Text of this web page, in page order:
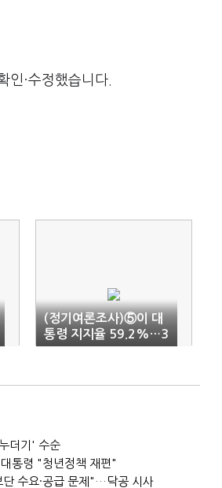
인·수정했습니다.
(정기여론조사)⑤이 대
통령 지지율 59.2%…3
개월 만에 60%선 아래
더기' 수순
통령 "청년정책 재편"
수요·공급 문제"…닥공 시사